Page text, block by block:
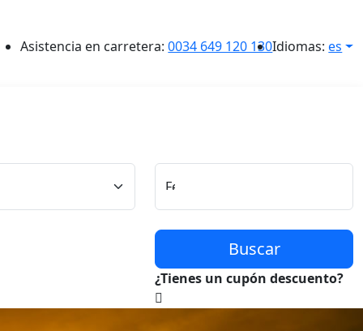
Asistencia en carretera: 0034 649 120 130Idiomas:es
Fecha y Hora de Recogida
Buscar
¿Tienes un cupón descuento?